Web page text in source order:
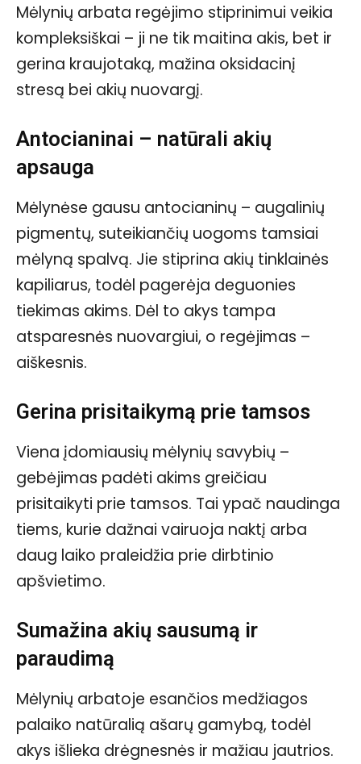
Mėlynių arbata regėjimo stiprinimui veikia
kompleksiškai – ji ne tik maitina akis, bet ir
gerina kraujotaką, mažina oksidacinį
stresą bei akių nuovargį.
Antocianinai – natūrali akių
apsauga
Mėlynėse gausu antocianinų – augalinių
pigmentų, suteikiančių uogoms tamsiai
mėlyną spalvą. Jie stiprina akių tinklainės
kapiliarus, todėl pagerėja deguonies
tiekimas akims. Dėl to akys tampa
atsparesnės nuovargiui, o regėjimas –
aiškesnis.
Gerina prisitaikymą prie tamsos
Viena įdomiausių mėlynių savybių –
gebėjimas padėti akims greičiau
prisitaikyti prie tamsos. Tai ypač naudinga
tiems, kurie dažnai vairuoja naktį arba
daug laiko praleidžia prie dirbtinio
apšvietimo.
Sumažina akių sausumą ir
paraudimą
Mėlynių arbatoje esančios medžiagos
palaiko natūralią ašarų gamybą, todėl
akys išlieka drėgnesnės ir mažiau jautrios.